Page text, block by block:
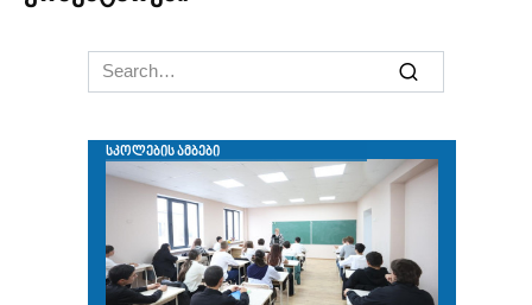
Search
for: